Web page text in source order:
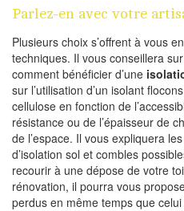
Parlez-en avec votre
Plusieurs choix s’offrent à vous
techniques. Il vous conseillera
comment bénéficier d’une
sur l’utilisation d’un isolant
cellulose en fonction de
résistance ou de l’épaisseur de
de l’espace. Il vous expliquera
d’isolation sol et combles
recourir à une dépose de votre
rénovation, il pourra vous
perdus en même temps que